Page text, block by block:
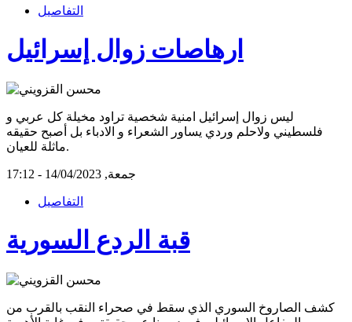
التفاصيل
ارهاصات زوال إسرائيل
ليس زوال إسرائيل امنية شخصية تراود مخيلة كل عربي و
فلسطيني ولاحلم وردي يساور الشعراء و الادباء بل أصبح حقيقه
ماثلة للعيان.
جمعة, 14/04/2023 - 17:12
التفاصيل
قبة الردع السورية
كشف الصاروخ السوري الذي سقط في صحراء النقب بالقرب من